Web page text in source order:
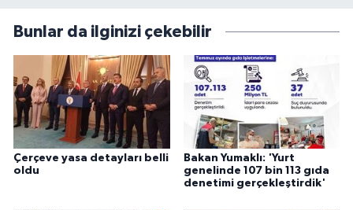
Bunlar da ilginizi çekebilir
Çerçeve yasa detayları belli
oldu
Bakan Yumaklı: 'Yurt
genelinde 107 bin 113 gıda
denetimi gerçekleştirdik'